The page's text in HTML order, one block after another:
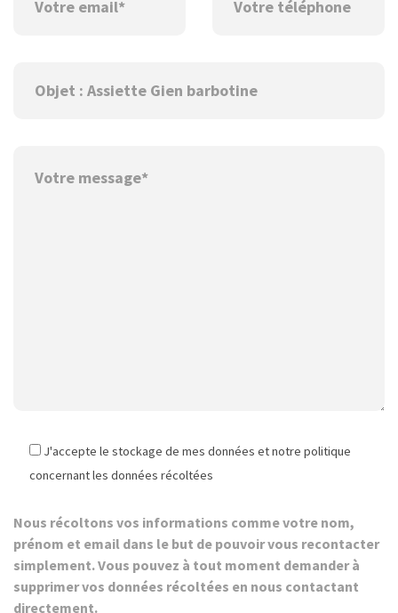
J'accepte le stockage de mes données et notre politique
concernant les données récoltées
Nous récoltons vos informations comme votre nom,
prénom et email dans le but de pouvoir vous recontacter
simplement. Vous pouvez à tout moment demander à
supprimer vos données récoltées en nous contactant
directement.